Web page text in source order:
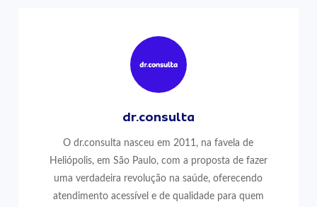
dr.consulta
O dr.consulta nasceu em 2011, na favela de
Heliópolis, em São Paulo, com a proposta de fazer
uma verdadeira revolução na saúde, oferecendo
atendimento acessível e de qualidade para quem